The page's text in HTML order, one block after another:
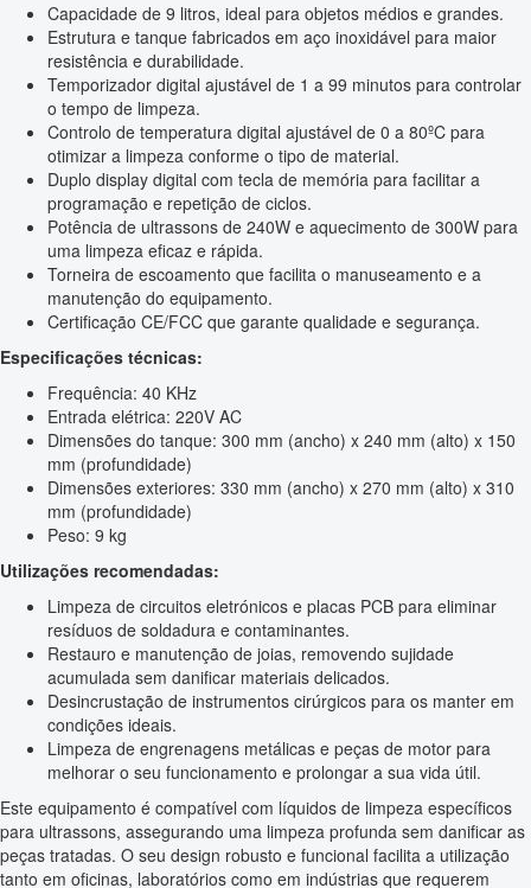
Capacidade de 9 litros, ideal para objetos médios e grandes.
Estrutura e tanque fabricados em aço inoxidável para maior
resistência e durabilidade.
Temporizador digital ajustável de 1 a 99 minutos para controlar
o tempo de limpeza.
Controlo de temperatura digital ajustável de 0 a 80ºC para
otimizar a limpeza conforme o tipo de material.
Duplo display digital com tecla de memória para facilitar a
programação e repetição de ciclos.
Potência de ultrassons de 240W e aquecimento de 300W para
uma limpeza eficaz e rápida.
Torneira de escoamento que facilita o manuseamento e a
manutenção do equipamento.
Certificação CE/FCC que garante qualidade e segurança.
Especificações técnicas:
Frequência: 40 KHz
Entrada elétrica: 220V AC
Dimensões do tanque: 300 mm (ancho) x 240 mm (alto) x 150
mm (profundidade)
Dimensões exteriores: 330 mm (ancho) x 270 mm (alto) x 310
mm (profundidade)
Peso: 9 kg
Utilizações recomendadas:
Limpeza de circuitos eletrónicos e placas PCB para eliminar
resíduos de soldadura e contaminantes.
Restauro e manutenção de joias, removendo sujidade
acumulada sem danificar materiais delicados.
Desincrustação de instrumentos cirúrgicos para os manter em
condições ideais.
Limpeza de engrenagens metálicas e peças de motor para
melhorar o seu funcionamento e prolongar a sua vida útil.
Este equipamento é compatível com líquidos de limpeza específicos
para ultrassons, assegurando uma limpeza profunda sem danificar as
peças tratadas. O seu design robusto e funcional facilita a utilização
tanto em oficinas, laboratórios como em indústrias que requerem